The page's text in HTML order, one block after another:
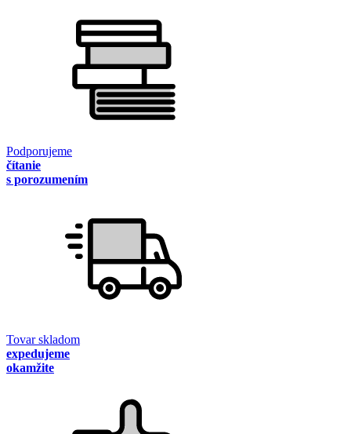
Podporujeme
čítanie
s porozumením
Tovar skladom
expedujeme
okamžite